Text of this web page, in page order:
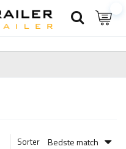
Sorter Bedste match